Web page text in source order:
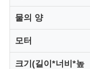
품질 관리
연락처
물의 양
모터
크기(길이*너비*높